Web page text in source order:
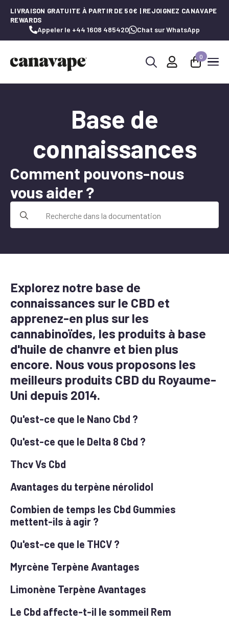
LIVRAISON GRATUITE À PARTIR DE 50€ | REJOIGNEZ CANAVAPE
REWARDS
Appeler le +44 1608 485420 Chat sur WhatsApp
0
Base de
connaissances
Comment pouvons-nous
vous aider ?
:
Explorez notre base de
connaissances sur le CBD et
apprenez-en plus sur les
cannabinoïdes, les produits à base
d'huile de chanvre et bien plus
encore. Nous vous proposons les
meilleurs produits CBD du Royaume-
Uni depuis 2014.
Qu'est-ce que le Nano Cbd ?
Qu'est-ce que le Delta 8 Cbd ?
Thcv Vs Cbd
Avantages du terpène nérolidol
Combien de temps les Cbd Gummies
mettent-ils à agir ?
Qu'est-ce que le THCV ?
Myrcène Terpène Avantages
Limonène Terpène Avantages
Le Cbd affecte-t-il le sommeil Rem